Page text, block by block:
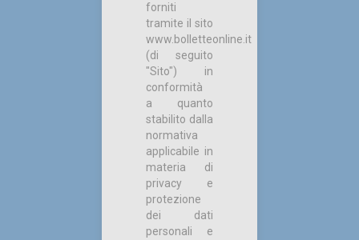
forniti
tramite il sito
www.bolletteonline.it
(di seguito
"Sito") in
conformità
a quanto
stabilito dalla
normativa
applicabile in
materia di
privacy e
protezione
dei dati
personali e